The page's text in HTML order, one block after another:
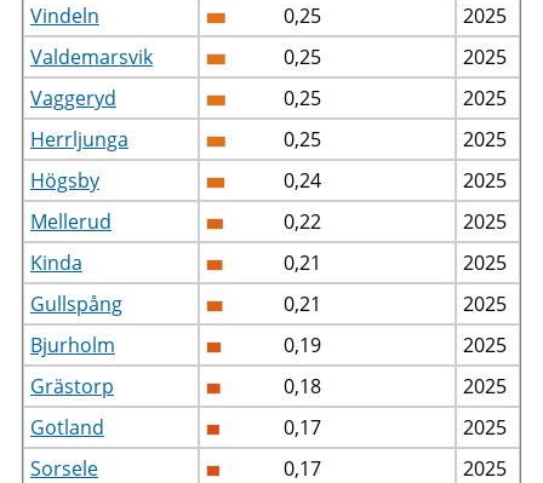
Vindeln
0,25
2025
Valdemarsvik
0,25
2025
Vaggeryd
0,25
2025
Herrljunga
0,25
2025
Högsby
0,24
2025
Mellerud
0,22
2025
Kinda
0,21
2025
Gullspång
0,21
2025
Bjurholm
0,19
2025
Grästorp
0,18
2025
Gotland
0,17
2025
Sorsele
0,17
2025